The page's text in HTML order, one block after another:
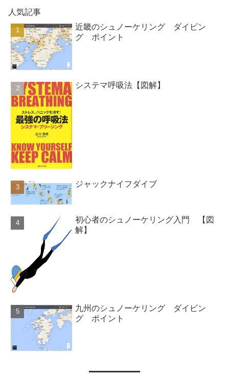
人気記事
近畿のシュノーケリング ダイビン
グ ポイント
システマ呼吸法【図解】
ジャックナイフダイブ
初心者のシュノーケリング入門 【図
解】
九州のシュノーケリング ダイビン
グ ポイント